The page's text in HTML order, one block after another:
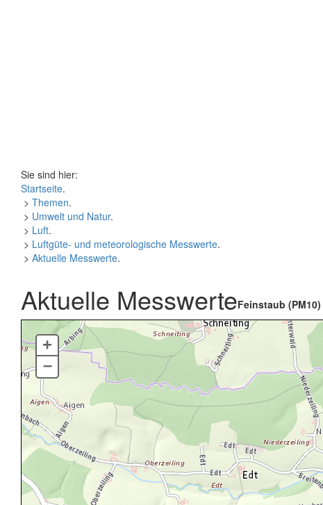
Sie sind hier:
Startseite.
> Themen.
> Umwelt und Natur.
> Luft.
> Luftgüte- und meteorologische Messwerte.
> Aktuelle Messwerte.
Aktuelle MesswerteFeinstaub (PM10)
+
–